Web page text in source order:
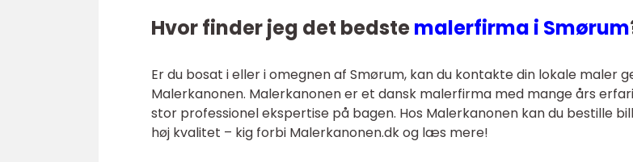
Hvor finder jeg det bedstemalerfirma i Smørum
Er du bosat i eller i omegnen af Smørum, kan du kontakte din lokale maler
Malerkanonen. Malerkanonen er et dansk malerfirma med mange års
stor professionel ekspertise på bagen. Hos Malerkanonen kan du bestille
høj kvalitet – kig forbi Malerkanonen.dk og læs mere!